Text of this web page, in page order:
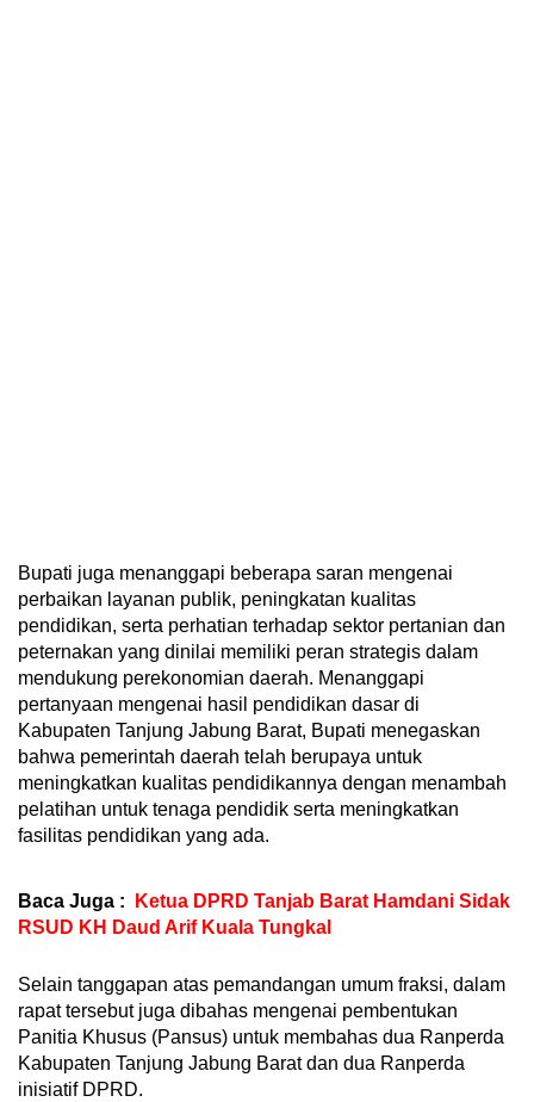
Bupati juga menanggapi beberapa saran mengenai
perbaikan layanan publik, peningkatan kualitas
pendidikan, serta perhatian terhadap sektor pertanian dan
peternakan yang dinilai memiliki peran strategis dalam
mendukung perekonomian daerah. Menanggapi
pertanyaan mengenai hasil pendidikan dasar di
Kabupaten Tanjung Jabung Barat, Bupati menegaskan
bahwa pemerintah daerah telah berupaya untuk
meningkatkan kualitas pendidikannya dengan menambah
pelatihan untuk tenaga pendidik serta meningkatkan
fasilitas pendidikan yang ada.
Baca Juga :
Ketua DPRD Tanjab Barat Hamdani Sidak
RSUD KH Daud Arif Kuala Tungkal
Selain tanggapan atas pemandangan umum fraksi, dalam
rapat tersebut juga dibahas mengenai pembentukan
Panitia Khusus (Pansus) untuk membahas dua Ranperda
Kabupaten Tanjung Jabung Barat dan dua Ranperda
inisiatif DPRD.